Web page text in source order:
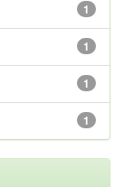
1
1
1
1